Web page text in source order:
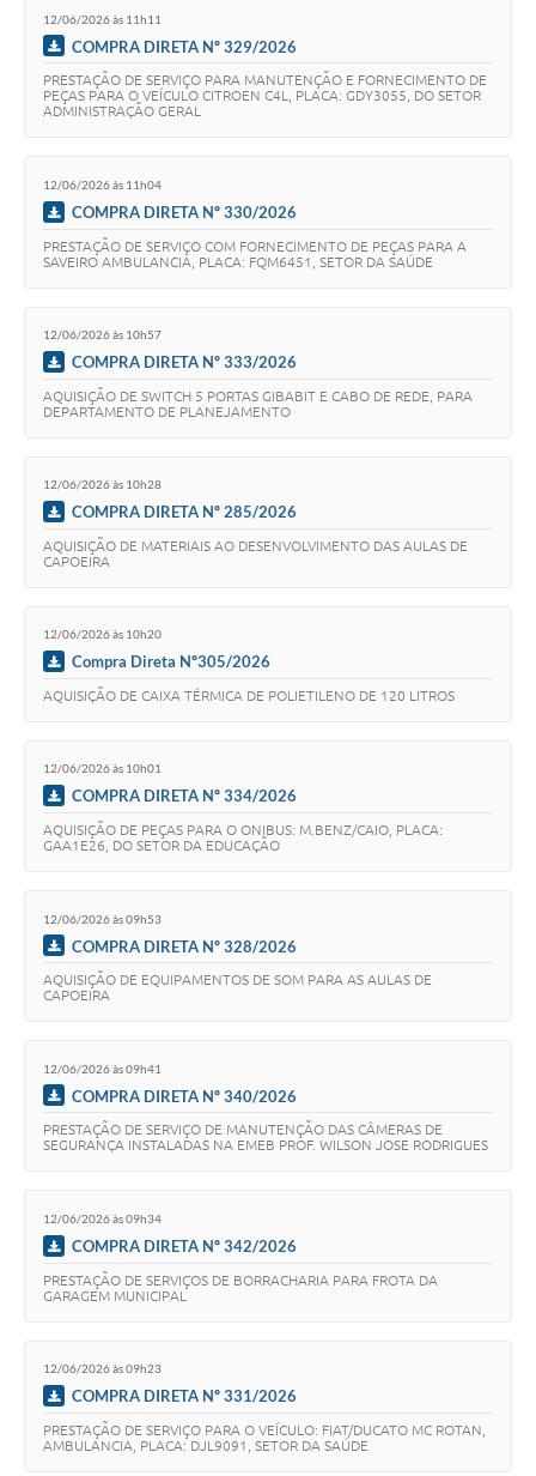
Editais
Telefones Úteis
12/06/2026 às 11h11
COMPRA DIRETA Nº 329/2026
PRESTAÇÃO DE SERVIÇO PARA MANUTENÇÃO E FORNECIMENTO DE
PEÇAS PARA O VEÍCULO CITROEN C4L, PLACA: GDY3055, DO SETOR
ADMINISTRAÇÃO GERAL
12/06/2026 às 11h04
COMPRA DIRETA Nº 330/2026
PRESTAÇÃO DE SERVIÇO COM FORNECIMENTO DE PEÇAS PARA A
SAVEIRO AMBULANCIA, PLACA: FQM6451, SETOR DA SAÚDE
12/06/2026 às 10h57
COMPRA DIRETA Nº 333/2026
AQUISIÇÃO DE SWITCH 5 PORTAS GIBABIT E CABO DE REDE, PARA
DEPARTAMENTO DE PLANEJAMENTO
12/06/2026 às 10h28
COMPRA DIRETA Nº 285/2026
AQUISIÇÃO DE MATERIAIS AO DESENVOLVIMENTO DAS AULAS DE
CAPOEIRA
12/06/2026 às 10h20
Compra Direta Nº305/2026
AQUISIÇÃO DE CAIXA TÉRMICA DE POLIETILENO DE 120 LITROS
12/06/2026 às 10h01
COMPRA DIRETA Nº 334/2026
AQUISIÇÃO DE PEÇAS PARA O ONIBUS: M.BENZ/CAIO, PLACA:
GAA1E26, DO SETOR DA EDUCAÇÃO
12/06/2026 às 09h53
COMPRA DIRETA Nº 328/2026
AQUISIÇÃO DE EQUIPAMENTOS DE SOM PARA AS AULAS DE
CAPOEIRA
12/06/2026 às 09h41
COMPRA DIRETA Nº 340/2026
PRESTAÇÃO DE SERVIÇO DE MANUTENÇÃO DAS CÂMERAS DE
SEGURANÇA INSTALADAS NA EMEB PROF. WILSON JOSE RODRIGUES
12/06/2026 às 09h34
COMPRA DIRETA Nº 342/2026
PRESTAÇÃO DE SERVIÇOS DE BORRACHARIA PARA FROTA DA
GARAGEM MUNICIPAL
12/06/2026 às 09h23
COMPRA DIRETA Nº 331/2026
PRESTAÇÃO DE SERVIÇO PARA O VEÍCULO: FIAT/DUCATO MC ROTAN,
AMBULANCIA, PLACA: DJL9091, SETOR DA SAÚDE